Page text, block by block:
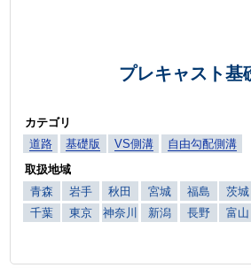
プレキャスト基
カテゴリ
道路
基礎版 VS側溝
自由勾配側溝
取扱地域
青森
岩手 秋田 宮城 福島 茨城
千葉
東京 神奈川 新潟 長野 富山